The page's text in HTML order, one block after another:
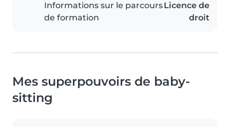
Informations sur le parcours
de formation
Licence de
droit
Mes superpouvoirs de baby-
sitting